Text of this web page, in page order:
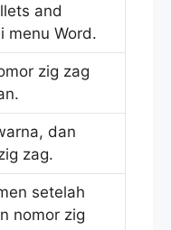
and
menu Word.
zig zag
dan
zag.
setelah
nomor zig